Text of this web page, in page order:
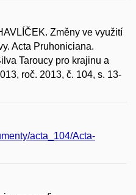
Změny ve využití
Acta Pruhoniciana.
Taroucy pro krajinu a
roč. 2013, č. 104, s. 13-
acta_104/Acta-